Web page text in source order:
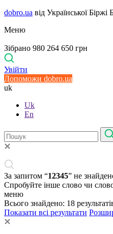
dobro.ua від Української Біржі
Меню
Зібрано 980 264 650 грн
Увійти
Допоможи dobro.ua
uk
Uk
En
За запитом “12345” не
Спробуйте інше слово чи
меню
Всього знайдено: 18
Показати всі результати